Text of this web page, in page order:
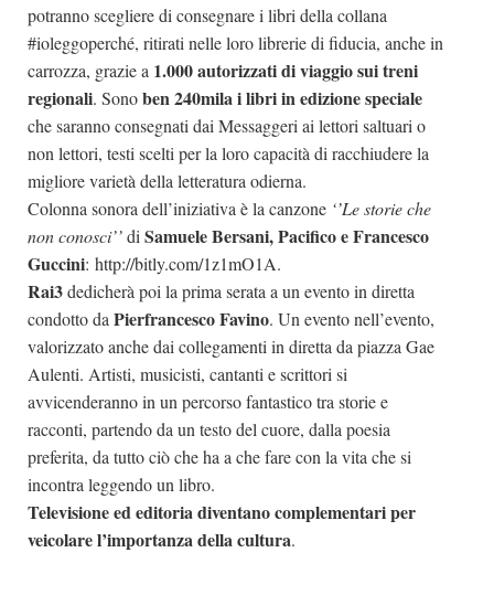
potranno scegliere di consegnare i libri della collana
#ioleggoperché, ritirati nelle loro librerie di fiducia, anche in
carrozza, grazie a 1.000 autorizzati di viaggio sui treni
regionali. Sonoben 240mila i libri in edizione speciale
che saranno consegnati dai Messaggeri ai lettori saltuari o
non lettori, testi scelti per la loro capacità di racchiudere la
migliore varietà della letteratura odierna.
Colonna sonora dell’iniziativa è la canzone ‘’Le storie che
non conosci’’di Samuele Bersani, Pacifico e Francesco
Guccini: http://bitly.com/1z1mO1A.
Rai3dedicherà poi la prima serata a un evento in diretta
condotto da Pierfrancesco Favino. Un evento nell’evento,
valorizzato anche dai collegamenti in diretta da piazza Gae
Aulenti. Artisti, musicisti, cantanti e scrittori si
avvicenderanno in un percorso fantastico tra storie e
racconti, partendo da un testo del cuore, dalla poesia
preferita, da tutto ciò che ha a che fare con la vita che si
incontra leggendo un libro.
Televisione ed editoria diventano complementari per
veicolare l’importanza della cultura.